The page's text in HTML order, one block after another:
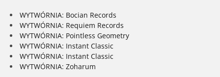
WYTWÓRNIA: Bocian Records
WYTWÓRNIA: Requiem Records
WYTWÓRNIA: Pointless Geometry
WYTWÓRNIA: Instant Classic
WYTWÓRNIA: Instant Classic
WYTWÓRNIA: Zoharum